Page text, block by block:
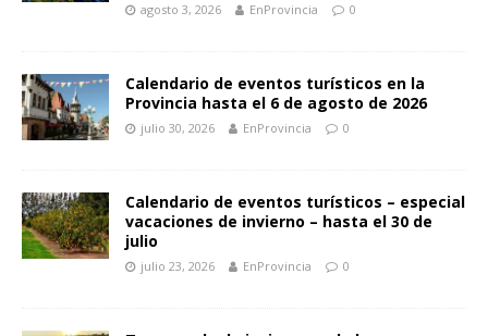
agosto 3, 2026 EnProvincia 0
Calendario de eventos turísticos en la
Provincia hasta el 6 de agosto de 2026
julio 30, 2026 EnProvincia 0
Calendario de eventos turísticos – especial
vacaciones de invierno – hasta el 30 de
julio
julio 23, 2026 EnProvincia 0